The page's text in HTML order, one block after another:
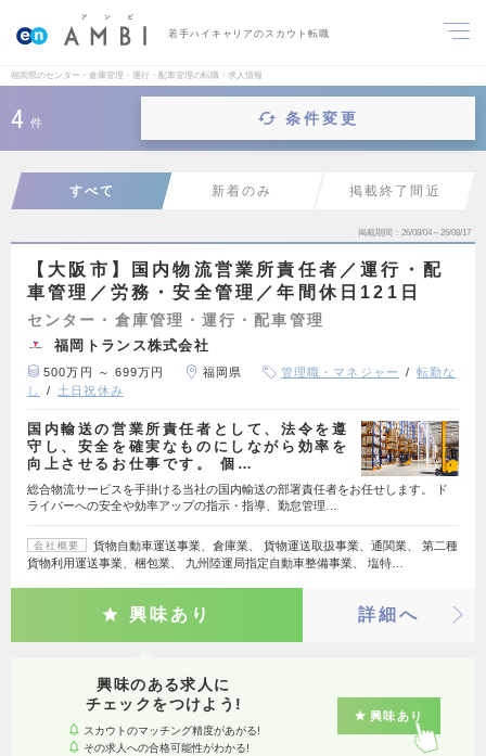
若手ハイキャリアのスカウト転職
福岡県のセンター・倉庫管理・運行・配車管理の転職・求人情報
4 件 条件変更
すべて 新着のみ 掲載終了間近
掲載期間 26/08/04～26/08/17
【大阪市】国内物流営業所責任者／運行・配
車管理／労務・安全管理／年間休日121日
センター・倉庫管理・運行・配車管理
福岡トランス株式会社
500万円 ～ 699万円 福岡県 管理職・マネジャー
転勤な
し
土日祝休み
国内輸送の営業所責任者として、法令を遵
守し、安全を確実なものにしながら効率を
向上させるお仕事です。 個…
総合物流サービスを手掛ける当社の国内輸送の部署責任者をお任せします。 ド
ライバーへの安全や効率アップの指示・指導、勤怠管理…
会社概要
貨物自動車運送事業、倉庫業、 貨物運送取扱事業、通関業、 第二種
貨物利用運送事業、梱包業、 九州陸運局指定自動車整備事業、 塩特…
興味あり 詳細へ
興味のある求人に
チェックをつけよう!
スカウトのマッチング精度があがる!
その求人への合格可能性がわかる!
興味あり